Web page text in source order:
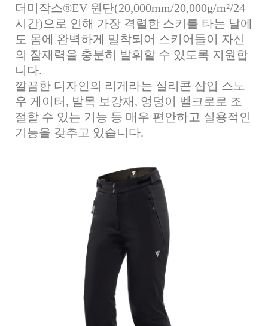
더미작스®EV 원단(20,000mm/20,000g/m²/24
시간)으로 인해 가장 격렬한 스키를 타는 날에
도 몸에 완벽하게 밀착되어 스키어들이 자신
의 잠재력을 충분히 발휘할 수 있도록 지원합
니다.
깔끔한 디자인의 리게라는 실리콘 삽입 스노
우 게이터, 발목 보강재, 엉덩이 벨크로로 조
절할 수 있는 기능 등 매우 편안하고 실용적인
기능을 갖추고 있습니다.